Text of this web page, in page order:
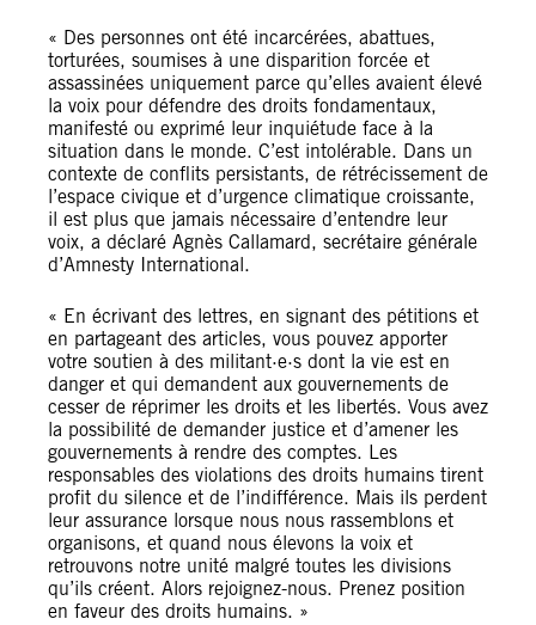
« Des personnes ont été incarcérées, abattues,
torturées, soumises à une disparition forcée et
assassinées uniquement parce qu’elles avaient élevé
la voix pour défendre des droits fondamentaux,
manifesté ou exprimé leur inquiétude face à la
situation dans le monde. C’est intolérable. Dans un
contexte de conflits persistants, de rétrécissement de
l’espace civique et d’urgence climatique croissante,
il est plus que jamais nécessaire d’entendre leur
voix, a déclaré Agnès Callamard, secrétaire générale
d’Amnesty International.
« En écrivant des lettres, en signant des pétitions et
en partageant des articles, vous pouvez apporter
votre soutien à des militant·e·s dont la vie est en
danger et qui demandent aux gouvernements de
cesser de réprimer les droits et les libertés. Vous avez
la possibilité de demander justice et d’amener les
gouvernements à rendre des comptes. Les
responsables des violations des droits humains tirent
profit du silence et de l’indifférence. Mais ils perdent
leur assurance lorsque nous nous rassemblons et
organisons, et quand nous élevons la voix et
retrouvons notre unité malgré toutes les divisions
qu’ils créent. Alors rejoignez-nous. Prenez position
en faveur des droits humains. »